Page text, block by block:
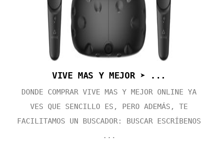
VIVE MAS Y MEJOR ➤ ...
DONDE COMPRAR VIVE MAS Y MEJOR ONLINE YA
VES QUE SENCILLO ES, PERO ADEMÁS, TE
FACILITAMOS UN BUSCADOR: BUSCAR ESCRÍBENOS
...